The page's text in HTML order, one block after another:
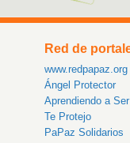
Red de
www.redpapaz.org
Ángel Protector
Aprendiendo a
Te Protejo
PaPaz Solidarios